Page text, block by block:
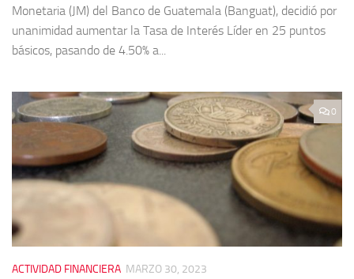
Monetaria (JM) del Banco de Guatemala (Banguat), decidió por
unanimidad aumentar la Tasa de Interés Líder en 25 puntos
básicos, pasando de 4.50% a...
0
ACTIVIDAD FINANCIERA MARZO 30, 2023